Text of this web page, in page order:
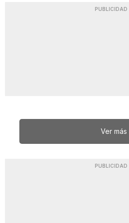
PUBLICIDAD
Ver más
PUBLICIDAD